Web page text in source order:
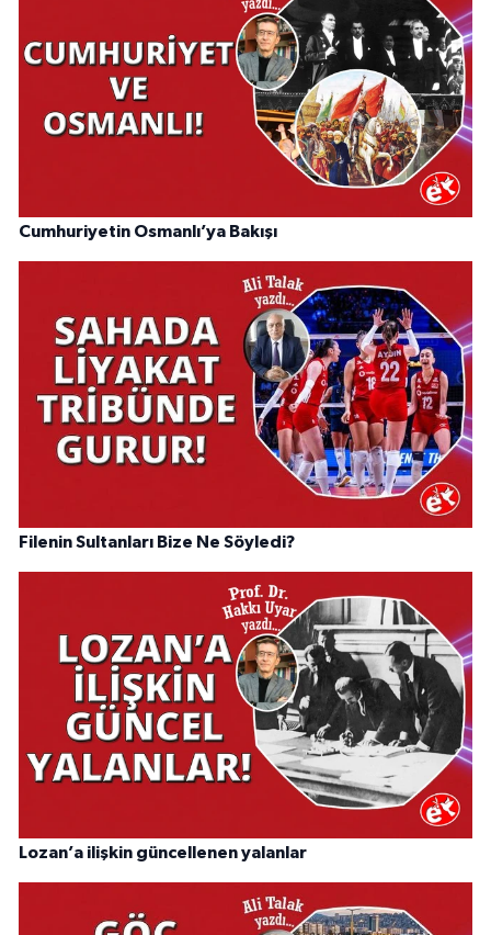
Cumhuriyetin Osmanlı’ya Bakışı
Filenin Sultanları Bize Ne Söyledi?
Lozan’a ilişkin güncellenen yalanlar